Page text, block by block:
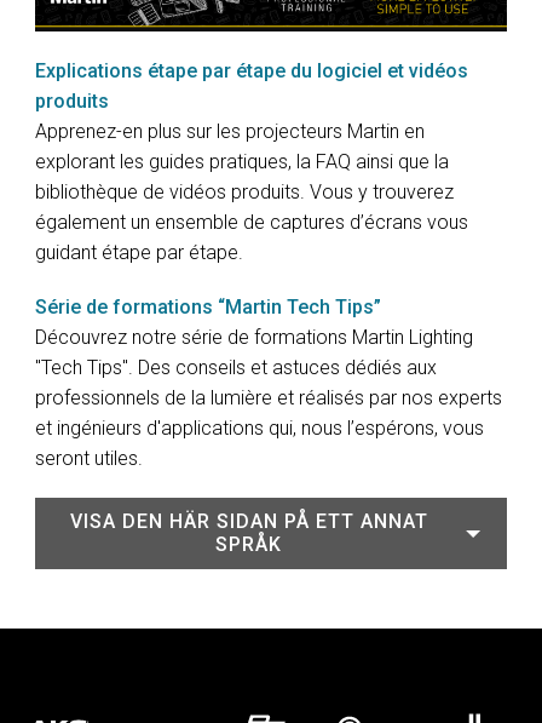
Explications étape par étape du logiciel et vidéos
produits
Apprenez-en plus sur les projecteurs Martin en
explorant les guides pratiques, la FAQ ainsi que la
bibliothèque de vidéos produits. Vous y trouverez
également un ensemble de captures d’écrans vous
guidant étape par étape.
Série de formations “Martin Tech Tips”
Découvrez notre série de formations Martin Lighting
"Tech Tips". Des conseils et astuces dédiés aux
professionnels de la lumière et réalisés par nos experts
et ingénieurs d'applications qui, nous l’espérons, vous
seront utiles.
VISA DEN HÄR SIDAN PÅ ETT ANNAT
SPRÅK